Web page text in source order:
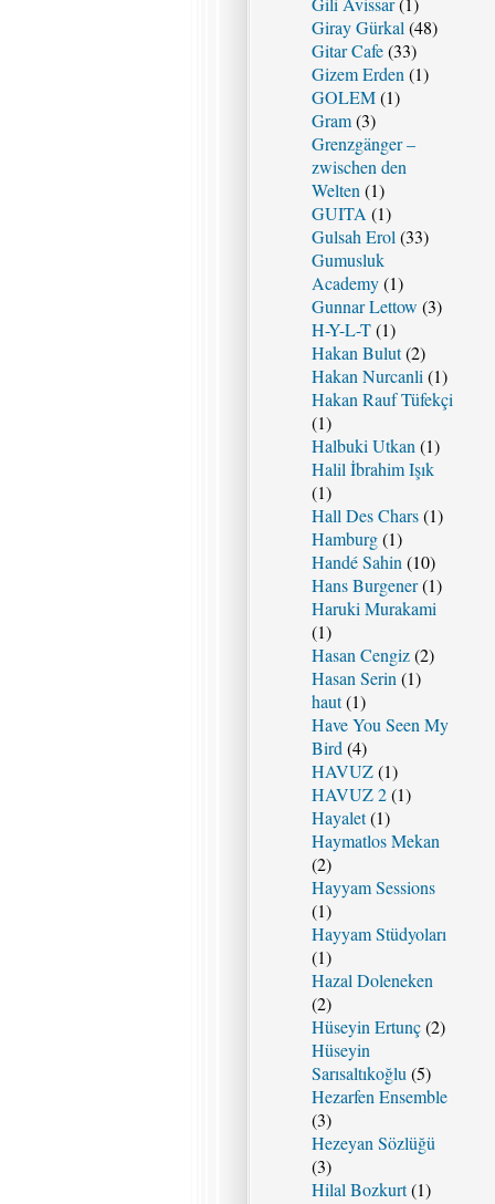
Giray Gürkal (48)
Gitar Cafe(33)
Gizem Erden (1)
GOLEM(1)
Gram(3)
Grenzgänger –
zwischen den
Welten (1)
GUITA (1)
Gulsah Erol (33)
Gumusluk
Academy(1)
Gunnar Lettow (3)
H-Y-L-T(1)
Hakan Bulut(2)
Hakan Nurcanli (1)
Hakan Rauf Tüfekçi
(1)
Halbuki Utkan (1)
Halil İbrahim Işık
(1)
Hall Des Chars(1)
Hamburg(1)
Handé Sahin (10)
Hans Burgener(1)
Haruki Murakami
(1)
Hasan Cengiz(2)
Hasan Serin (1)
haut(1)
Have You Seen My
Bird (4)
HAVUZ(1)
HAVUZ 2(1)
Hayalet(1)
Haymatlos Mekan
(2)
Hayyam Sessions
(1)
Hayyam Stüdyoları
(1)
Hazal Doleneken
(2)
Hüseyin Ertunç(2)
Hüseyin
Sarısaltıkoğlu (5)
Hezarfen Ensemble
(3)
Hezeyan Sözlüğü
(3)
Hilal Bozkurt(1)